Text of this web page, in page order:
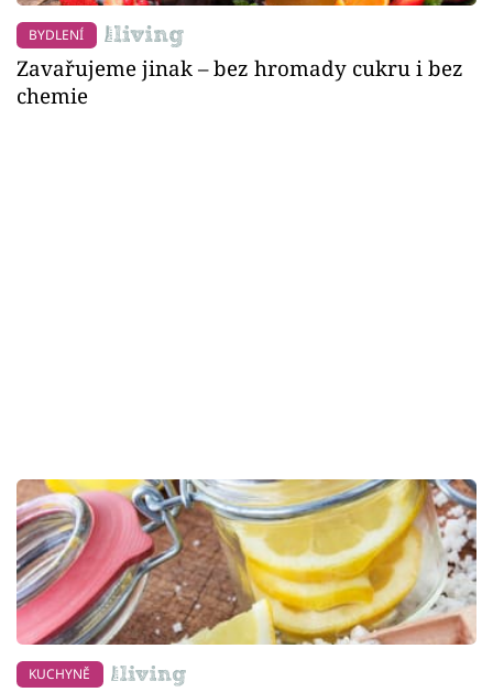
BYDLENÍ
Zavařujeme jinak – bez hromady cukru i bez
chemie
KUCHYNĚ